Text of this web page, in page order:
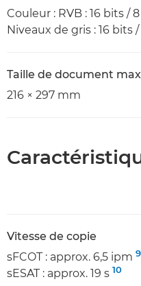
Couleur : RVB : 16 bits /
Niveaux de gris : 16 bits
Taille de document
216 × 297 mm
Vitesse de copie
sFCOT : approx. 6,5 ipm 9
sESAT : approx. 19 s 10